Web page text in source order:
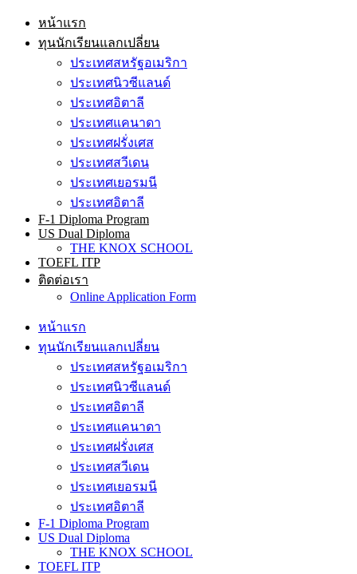
หน้าแรก
ทุนนักเรียนแลกเปลี่ยน
ประเทศสหรัฐอเมริกา
ประเทศนิวซีแลนด์
ประเทศอิตาลี
ประเทศแคนาดา
ประเทศฝรั่งเศส
ประเทศสวีเดน
ประเทศเยอรมนี
ประเทศอิตาลี
F-1 Diploma Program
US Dual Diploma
THE KNOX SCHOOL
TOEFL ITP
ติดต่อเรา
Online Application Form
หน้าแรก
ทุนนักเรียนแลกเปลี่ยน
ประเทศสหรัฐอเมริกา
ประเทศนิวซีแลนด์
ประเทศอิตาลี
ประเทศแคนาดา
ประเทศฝรั่งเศส
ประเทศสวีเดน
ประเทศเยอรมนี
ประเทศอิตาลี
F-1 Diploma Program
US Dual Diploma
THE KNOX SCHOOL
TOEFL ITP